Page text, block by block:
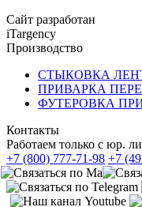
Сайт разработан
iTargency
Производство
СТЫКОВКА
ПРИВАРКА
ФУТЕРОВКА
Контакты
Работаем только с юр.
+7 (800) 777-71-98 +7